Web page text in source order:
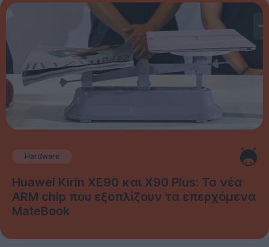
Hardware
Huawei Kirin XE90 και X90 Plus: Τα νέα
ARM chip που εξοπλίζουν τα επερχόμενα
MateBook